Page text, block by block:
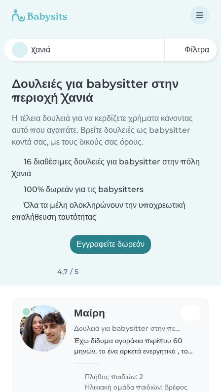
Φίλτρα
Δουλειές για babysitter στην
περιοχή Χανιά
Η τέλεια δουλειά για να κερδίζετε χρήματα κάνοντας
αυτό που αγαπάτε. Βρείτε δουλειές ως babysitter
κοντά σας, με τους δικούς σας όρους.
16 διαθέσιμες δουλειές για babysitter στην πόλη
Χανιά
100% δωρεάν για τις babysitters
Όλα τα μέλη ολοκληρώνουν την υποχρεωτική
επαλήθευση ταυτότητας
Εγγραφείτε δωρεάν
4,7 / 5
Μαίρη
Δουλειά για babysitter στην περιοχή Χανιά
Έχω δίδυμα αγοράκια περίπου 60
μηνών, το ένα αρκετά ενεργητικό , το
για ορισμένες φορές τον μήνα.
Πλήθος παιδιών: 2
Ηλικιακή ομάδα παιδιών: Βρέφος